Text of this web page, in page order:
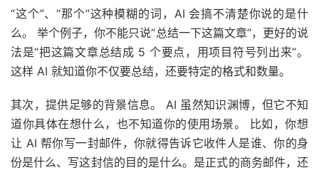
“这个”、“那个”这种模糊的词，AI 会搞不清楚你说的是什
么。 举个例子，你不能只说“总结一下这篇文章”，更好的说
法是“把这篇文章总结成 5 个要点，用项目符号列出来”。
这样 AI 就知道你不仅要总结，还要特定的格式和数量。
其次，提供足够的背景信息。 AI 虽然知识渊博，但它不知
道你具体在想什么，也不知道你的使用场景。 比如，你想
让 AI 帮你写一封邮件，你就得告诉它收件人是谁、你的身
份是什么、写这封信的目的是什么。是正式的商务邮件，还